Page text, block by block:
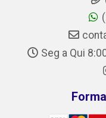
Seg a Qui